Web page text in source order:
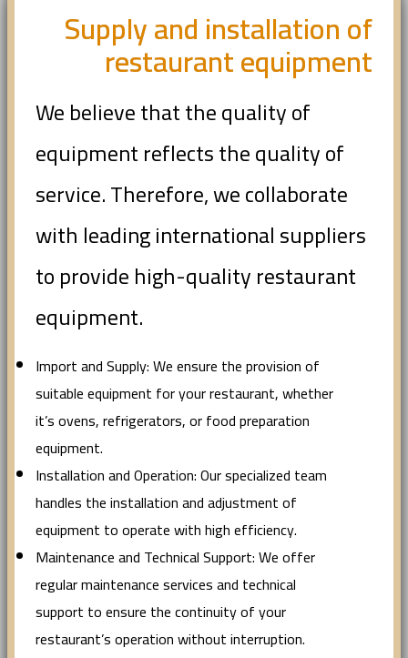
Supply and installation of
restaurant equipment
We believe that the quality of
equipment reflects the quality of
service. Therefore, we collaborate
with leading international suppliers
to provide high-quality restaurant
equipment.
Import and Supply: We ensure the provision of
suitable equipment for your restaurant, whether
it’s ovens, refrigerators, or food preparation
equipment.
Installation and Operation: Our specialized team
handles the installation and adjustment of
equipment to operate with high efficiency.
Maintenance and Technical Support: We offer
regular maintenance services and technical
support to ensure the continuity of your
restaurant’s operation without interruption.